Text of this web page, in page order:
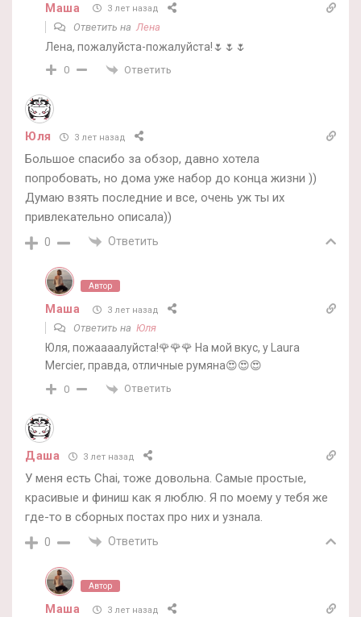
Маша 3 лет назад
Ответить на Лена
Лена, пожалуйста-пожалуйста!🌷🌷🌷
0 Ответить
Юля 3 лет назад
Большое спасибо за обзор, давно хотела
попробовать, но дома уже набор до конца жизни ))
Думаю взять последние и все, очень уж ты их
привлекательно описала))
0 Ответить
Автор
Маша 3 лет назад
Ответить на Юля
Юля, пожаааалуйста!🌹🌹🌹 На мой вкус, у Laura
Mercier, правда, отличные румяна😍😍😍
0 Ответить
Даша 3 лет назад
У меня есть Chai, тоже довольна. Самые простые,
красивые и финиш как я люблю. Я по моему у тебя же
где-то в сборных постах про них и узнала.
0 Ответить
Автор
Маша 3 лет назад